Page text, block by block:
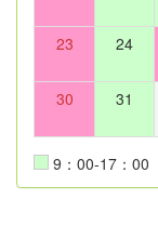
23 24
30 31
9：00-17：00